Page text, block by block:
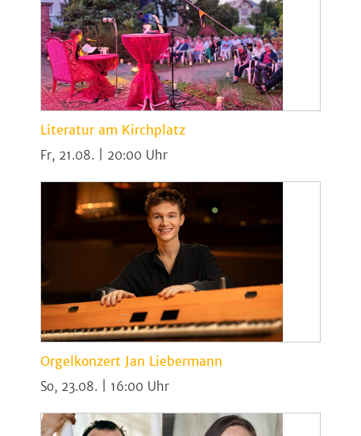
Literatur am Kirchplatz
Fr, 21.08. | 20:00
Orgelkonzert Jan Liebermann
So, 23.08. | 16:00